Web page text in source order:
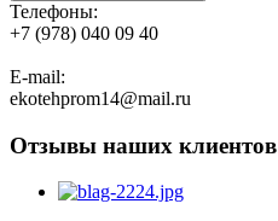
Телефоны:
+7 (978) 040 09 40
E-mail:
ekotehprom14@mail.ru
Отзывы наших клиентов